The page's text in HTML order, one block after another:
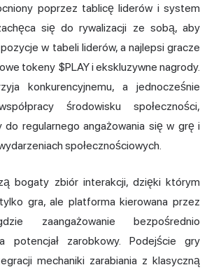
poprzez tablicę liderów i system
się do rywalizacji ze sobą, aby
w tabeli liderów, a najlepsi gracze
tokeny $PLAY i ekskluzywne nagrody.
konkurencyjnemu, a jednocześnie
środowisku społeczności,
do regularnego angażowania się w grę i
społecznościowych.
bogaty zbiór interakcji, dzięki którym
gra, ale platforma kierowana przez
zaangażowanie bezpośrednio
potencjał zarobkowy. Podejście gry
mechaniki zarabiania z klasyczną